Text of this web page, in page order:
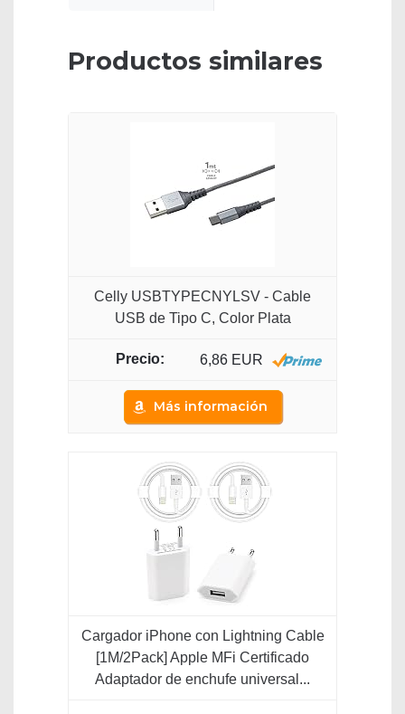
Productos similares
Celly USBTYPECNYLSV - Cable
USB de Tipo C, Color Plata
6,86 EUR
Más información
Cargador iPhone con Lightning Cable
[1M/2Pack] Apple MFi Certificado
Adaptador de enchufe universal...